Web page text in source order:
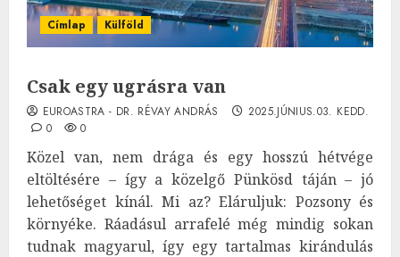
Címlap Külföld
Csak egy ugrásra van
EUROASTRA - DR. RÉVAY ANDRÁS
2025.JÚNIUS.03. KEDD.
0
0
Közel van, nem drága és egy hosszú hétvége
eltöltésére – így a közelgő Pünkösd táján – jó
lehetőséget kínál. Mi az? Eláruljuk: Pozsony és
környéke. Ráadásul arrafelé még mindig sokan
tudnak magyarul, így egy tartalmas kirándulás